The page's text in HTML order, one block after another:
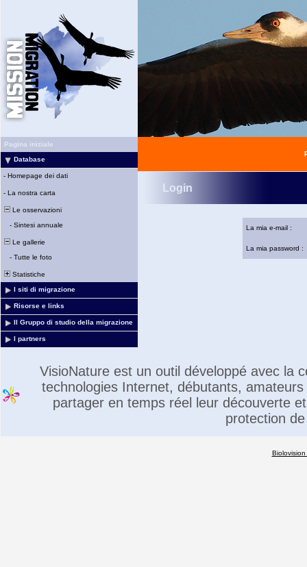
Pagina iniziale
Database
- Homepage dei dati
- La nostra carta
Le osservazioni
- Sintesi annuale
Le gallerie
- Tutte le foto
Statistiche
I siti di migrazione
Risorse e links
Il Gruppo di studio della migrazione
I partners
Login
La mia e-mail :
La mia password :
VisioNature est un outil développé avec la
technologies Internet, débutants,
partager en temps réel leur découverte
protection
Biolovision